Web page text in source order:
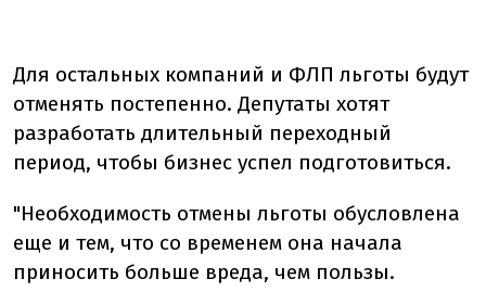
Для остальных компаний и ФЛП льготы будут
отменять постепенно. Депутаты хотят
разработать длительный переходный
период, чтобы бизнес успел подготовиться.
"Необходимость отмены льготы обусловлена
еще и тем, что со временем она начала
приносить больше вреда, чем пользы.